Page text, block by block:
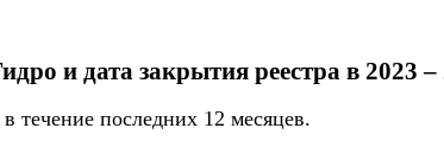
и дата закрытия реестра в 2023 –
течение последних 12 месяцев.